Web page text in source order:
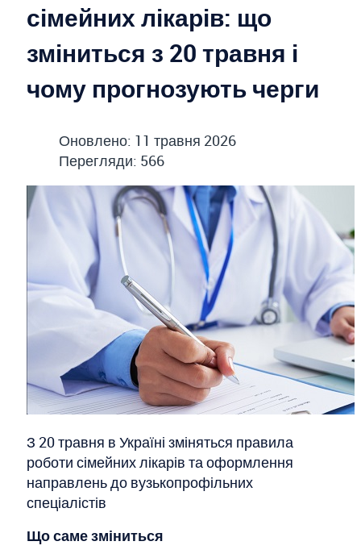
сімейних лікарів: що
зміниться з 20 травня і
чому прогнозують черги
Оновлено: 11 травня 2026
Перегляди: 566
З 20 травня в Україні зміняться правила
роботи сімейних лікарів та оформлення
направлень до вузькопрофільних
спеціалістів
Що саме зміниться